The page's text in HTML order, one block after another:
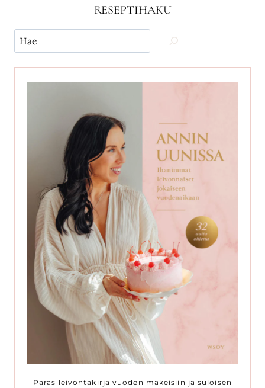
RESEPTIHAKU
Käytä
hakua
ja
etsi
Paras leivontakirja vuoden makeisiin ja suloisen